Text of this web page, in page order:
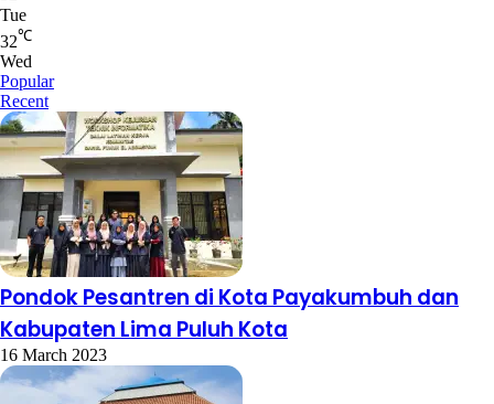
Tue
32℃
Wed
Popular
Recent
Pondok Pesantren di Kota Payakumbuh dan
Kabupaten Lima Puluh Kota
16 March 2023